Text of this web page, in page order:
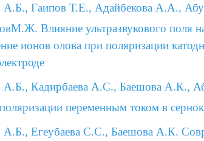
А.Б., Гаипов Т.Е., Адайбекова А.А.,
Влияние ультразвукового поля
ионов олова при поляризации
А.Б., Кадирбаева А.С., Баешова А.К.,
переменным током в
А.Б., Егеубаева С.С., Баешова А.К.